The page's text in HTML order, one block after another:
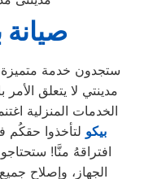
ستجدون خدمة
مدينتي لا يتعلق
الخدمات المنزلية
بيكو لتأخذوا حقكُم
افتراقهُ منَّا!